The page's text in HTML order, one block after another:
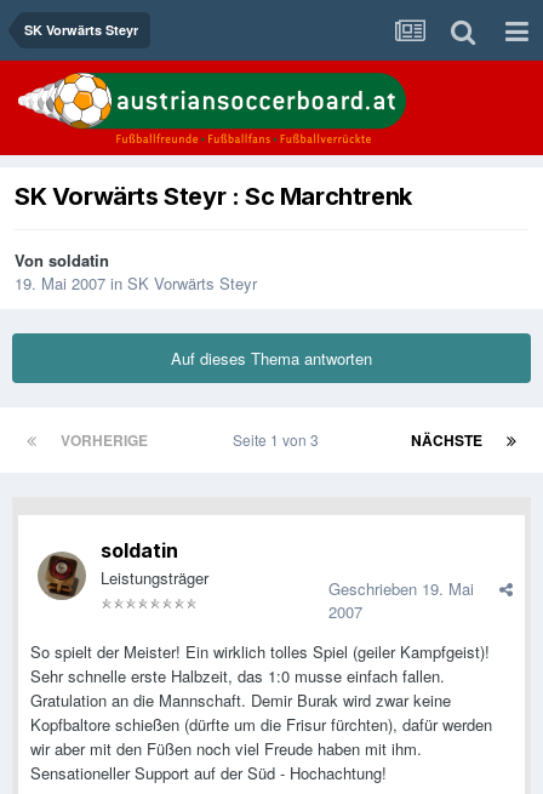
SK Vorwärts Steyr
SK Vorwärts Steyr : Sc Marchtrenk
Von soldatin
19. Mai 2007 in SK Vorwärts Steyr
Auf dieses Thema antworten
VORHERIGE NÄCHSTE
Seite 1 von 3
soldatin
Leistungsträger Geschrieben 19. Mai
2007
So spielt der Meister! Ein wirklich tolles Spiel (geiler Kampfgeist)!
Sehr schnelle erste Halbzeit, das 1:0 musse einfach fallen.
Gratulation an die Mannschaft. Demir Burak wird zwar keine
Kopfbaltore schießen (dürfte um die Frisur fürchten), dafür werden
wir aber mit den Füßen noch viel Freude haben mit ihm.
Sensationeller Support auf der Süd - Hochachtung!